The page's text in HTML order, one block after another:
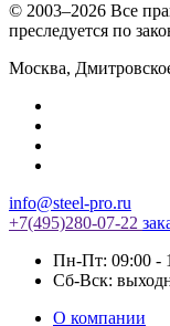
© 2003–2026 Все
преследуется по
Москва,
info@steel-pro.ru
+7(495)280-07-22
Пн-Пт: 09:00 -
Cб-Вск:
О компании